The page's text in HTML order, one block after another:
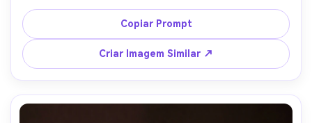
de campo rasa, fotografado com Canon R5 e macro de
100mm f/3.2, gotas nítidas, sensação autêntica de
documentário de vinhedo --ar 4:5
Copiar Prompt
Criar Imagem Similar ↗